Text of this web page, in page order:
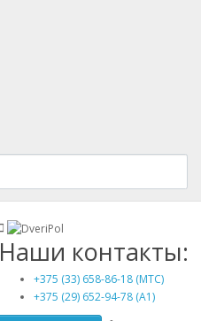
Наши контакты:
+375 (33) 658-86-18 (МТС)
+375 (29) 652-94-78 (A1)